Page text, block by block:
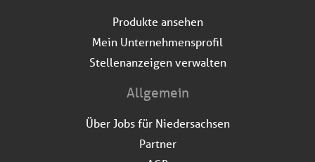
Produkte ansehen
Mein Unternehmensprofil
Stellenanzeigen verwalten
Allgemein
Über Jobs für Niedersachsen
Partner